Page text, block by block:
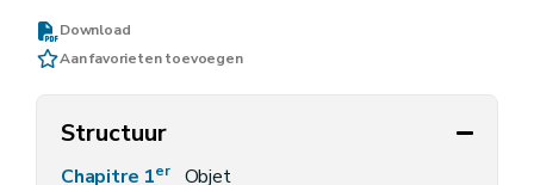
Download
Aan favorieten toevoegen
Structuur
Chapitre 1er
Objet